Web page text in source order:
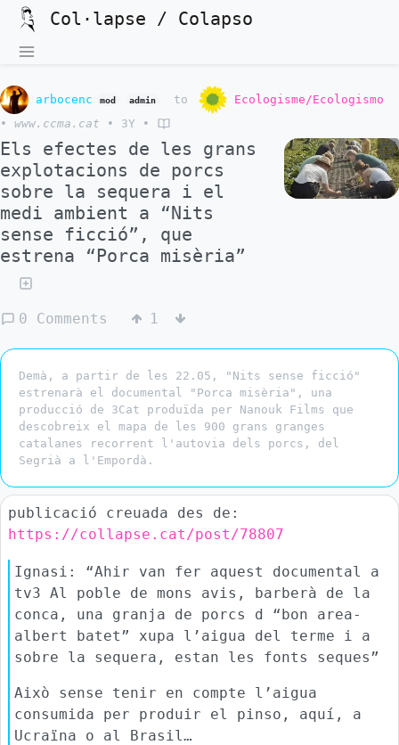
Col·lapse / Colapso
arbocenc mod admin to
Ecologisme/Ecologismo
•
www.ccma.cat • 3Y •
Els efectes de les grans
explotacions de porcs
sobre la sequera i el
medi ambient a “Nits
sense ficció”, que
estrena “Porca misèria”
0 Comments 1
Demà, a partir de les 22.05, "Nits sense ficció"
estrenarà el documental "Porca misèria", una
producció de 3Cat produïda per Nanouk Films que
descobreix el mapa de les 900 grans granges
catalanes recorrent l'autovia dels porcs, del
Segrià a l'Empordà.
publicació creuada des de:
https://collapse.cat/post/78807
Ignasi: “Ahir van fer aquest documental a
tv3 Al poble de mons avis, barberà de la
conca, una granja de porcs d “bon area-
albert batet” xupa l’aigua del terme i a
sobre la sequera, estan les fonts seques”
Això sense tenir en compte l’aigua
consumida per produir el pinso, aquí, a
Ucraïna o al Brasil…